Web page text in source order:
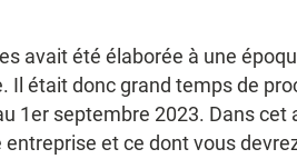
avait été élaborée à une
Il était donc grand temps de
1er septembre 2023. Dans cet
et ce dont vous